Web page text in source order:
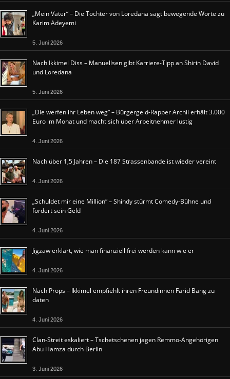
„Mein Vater“ – Die Tochter von Loredana sagt bewegende Worte zu
Karim Adeyemi
5. Juni 2026
Nach Ikkimel Diss – Manuellsen gibt Karriere-Tipp an Shirin David
und Loredana
5. Juni 2026
„Die werfen ihr Leben weg“ – Bürgergeld-Rapper Archii erhält 3.000
Euro im Monat und macht sich über Arbeitnehmer lustig
4. Juni 2026
Nach über 1,5 Jahren – Die 187 Strassenbande ist wieder vereint
4. Juni 2026
„Schuldet mir eine Million“ – Shindy stürmt Comedy-Bühne und
fordert sein Geld
4. Juni 2026
Jigzaw erklärt, wie man finanziell frei werden kann wie er
4. Juni 2026
Nach Props – Ikkimel empfiehlt ihren Freundinnen Farid Bang zu
daten
4. Juni 2026
Clan-Streit eskaliert – Tschetschenen jagen Remmo-Angehörigen
Abu Hamza durch Berlin
3. Juni 2026